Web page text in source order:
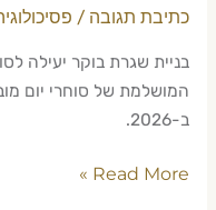
כתיבת תגובה /
בניית שגרת בוקר יעילה
המושלמת של סוחרי יום
ב-2026.
Read More »